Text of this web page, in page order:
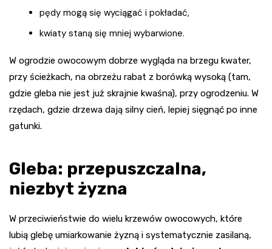
pędy mogą się wyciągać i pokładać,
kwiaty staną się mniej wybarwione.
W ogrodzie owocowym dobrze wygląda na brzegu kwater,
przy ścieżkach, na obrzeżu rabat z borówką wysoką (tam,
gdzie gleba nie jest już skrajnie kwaśna), przy ogrodzeniu. W
rzędach, gdzie drzewa dają silny cień, lepiej sięgnąć po inne
gatunki.
Gleba: przepuszczalna,
niezbyt żyzna
W przeciwieństwie do wielu krzewów owocowych, które
lubią glebę umiarkowanie żyzną i systematycznie zasilaną,